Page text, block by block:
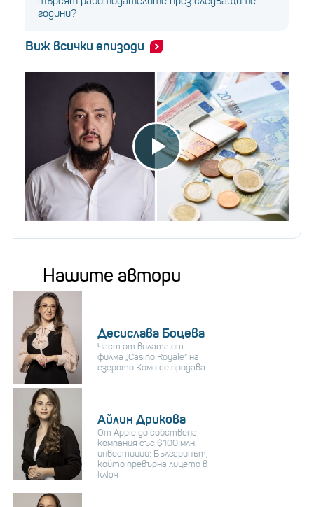
години?
Виж всички епизоди
Нашите автори
Десислава Боцева
Част от вилата от
филма „Casino Royale“ на
езерото Комо се продава
Айлин Дрикова
От Apple до собствена
компания със $100 млн.
инвестиции: Българинът,
който превърна лицето в
ключ